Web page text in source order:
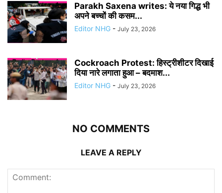
Parakh Saxena writes: ये नया गिद्ध भी
अपने बच्चों की कसम...
Editor NHG - July 23, 2026
Cockroach Protest: हिस्ट्रीशीटर दिखाई
दिया नारे लगाता हुआ – बदमाश...
Editor NHG - July 23, 2026
NO COMMENTS
LEAVE A REPLY